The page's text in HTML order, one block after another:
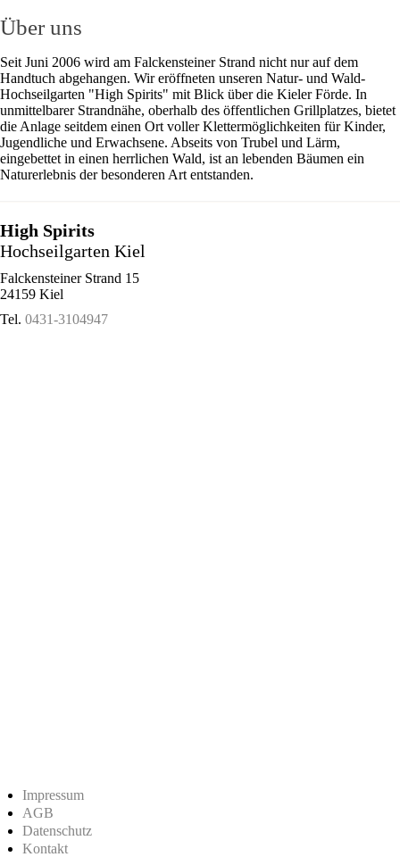
Über uns
Seit Juni 2006 wird am Falckensteiner Strand nicht nur auf dem
Handtuch abgehangen. Wir eröffneten unseren Natur- und Wald-
Hochseilgarten "High Spirits" mit Blick über die Kieler Förde. In
unmittelbarer Strandnähe, oberhalb des öffentlichen Grillplatzes, bietet
die Anlage seitdem einen Ort voller Klettermöglichkeiten für Kinder,
Jugendliche und Erwachsene. Abseits von Trubel und Lärm,
eingebettet in einen herrlichen Wald, ist an lebenden Bäumen ein
Naturerlebnis der besonderen Art entstanden.
High Spirits
Hochseilgarten Kiel
Falckensteiner Strand 15
24159 Kiel
Tel. 0431-3104947
Impressum
AGB
Datenschutz
Kontakt